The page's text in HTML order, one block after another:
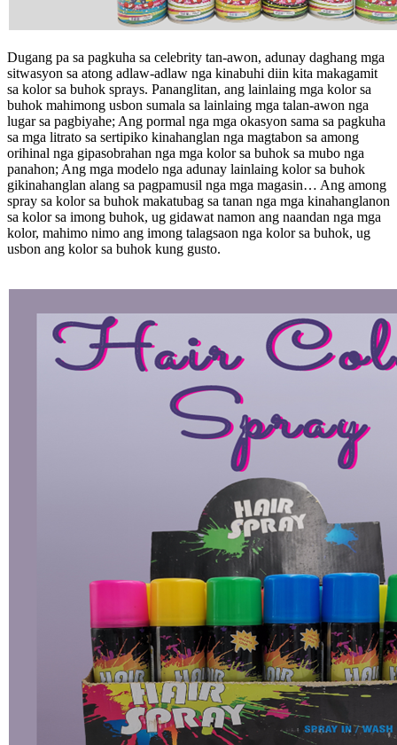
Dugang pa sa pagkuha sa celebrity tan-awon, adunay daghang mga
sitwasyon sa atong adlaw-adlaw nga kinabuhi diin kita makagamit
sa kolor sa buhok sprays. Pananglitan, ang lainlaing mga kolor sa
buhok mahimong usbon sumala sa lainlaing mga talan-awon nga
lugar sa pagbiyahe; Ang pormal nga mga okasyon sama sa pagkuha
sa mga litrato sa sertipiko kinahanglan nga magtabon sa among
orihinal nga gipasobrahan nga mga kolor sa buhok sa mubo nga
panahon; Ang mga modelo nga adunay lainlaing kolor sa buhok
gikinahanglan alang sa pagpamusil nga mga magasin… Ang among
spray sa kolor sa buhok makatubag sa tanan nga mga kinahanglanon
sa kolor sa imong buhok, ug gidawat namon ang naandan nga mga
kolor, mahimo nimo ang imong talagsaon nga kolor sa buhok, ug
usbon ang kolor sa buhok kung gusto.